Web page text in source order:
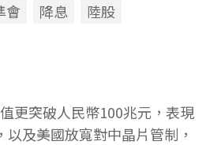
會 降息 陸股
更突破人民幣100兆元，表現
及美國放寬對中晶片管制，